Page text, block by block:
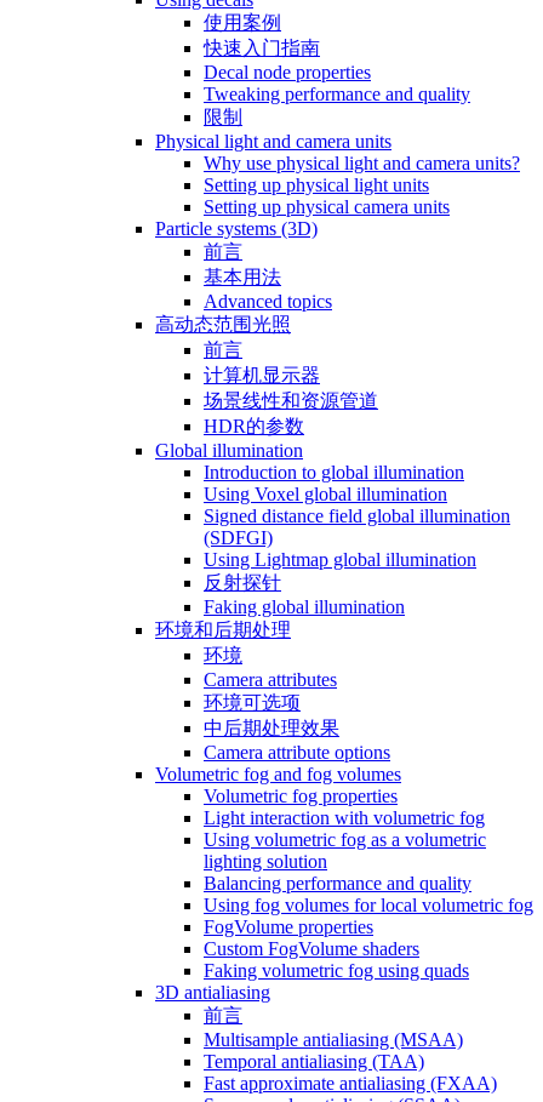
使用案例
快速入门指南
Decal node properties
Tweaking performance and quality
限制
Physical light and camera units
Why use physical light and camera units?
Setting up physical light units
Setting up physical camera units
Particle systems (3D)
前言
基本用法
Advanced topics
高动态范围光照
前言
计算机显示器
场景线性和资源管道
HDR的参数
Global illumination
Introduction to global illumination
Using Voxel global illumination
Signed distance field global illumination
(SDFGI)
Using Lightmap global illumination
反射探针
Faking global illumination
环境和后期处理
环境
Camera attributes
环境可选项
中后期处理效果
Camera attribute options
Volumetric fog and fog volumes
Volumetric fog properties
Light interaction with volumetric fog
Using volumetric fog as a volumetric
lighting solution
Balancing performance and quality
Using fog volumes for local volumetric fog
FogVolume properties
Custom FogVolume shaders
Faking volumetric fog using quads
3D antialiasing
前言
Multisample antialiasing (MSAA)
Temporal antialiasing (TAA)
Fast approximate antialiasing (FXAA)